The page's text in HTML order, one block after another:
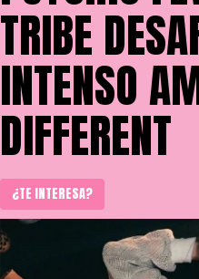
TRIBE
INTENSO
DIFFERENT
¿TE INTERESA?